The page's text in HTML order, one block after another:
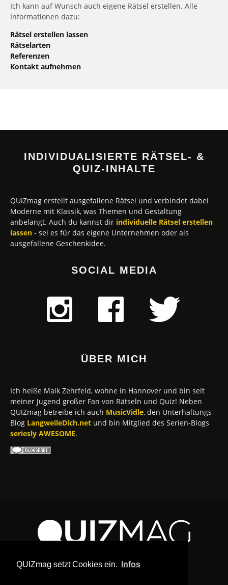
QUIZmag setzt Cookies ein. Infos
Ich kann auf Wunsch auch eigene Rätsel erstellen. Alle
Informationen dazu:
Rätsel erstellen lassen
Rätselarten
Referenzen
Kontakt aufnehmen
INDIVIDUALISIERTE RÄTSEL- &
QUIZ-INHALTE
QUIZmag erstellt ausgefallene Rätsel und verbindet dabei
Moderne mit Klassik, was Themen und Gestaltung
anbelangt. Auch du kannst dir individuelle Rätsel erstellen
lassen - sei es für das eigene Unternehmen oder als
ausgefallene Geschenkidee.
SOCIAL MEDIA
ÜBER MICH
Ich heiße Maik Zehrfeld, wohne in Hannover und bin seit
meiner Jugend großer Fan von Rätseln und Quiz! Neben
QUIZmag betreibe ich auch MusicVidle, den Unterhaltungs-
Blog LangweileDich.net und bin Mitglied des Serien-Blogs
seriesly AWESOME.